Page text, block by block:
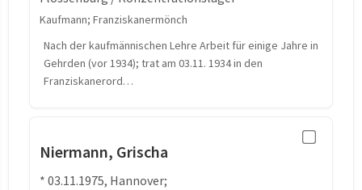
Kaufmann; Franziskanermönch
Nach der kaufmännischen Lehre Arbeit für einige Jahre in
Gehrden (vor 1934); trat am 03.11. 1934 in den
Franziskanerord…
Niermann, Grischa
* 03.11.1975, Hannover;